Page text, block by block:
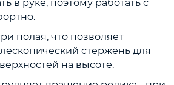
в руке, поэтому работать с
полая, что позволяет
стержень для
на высоте.